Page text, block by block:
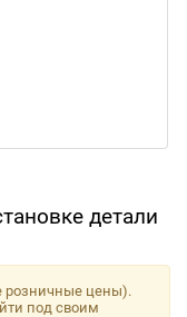
детали
розничные цены).
под своим